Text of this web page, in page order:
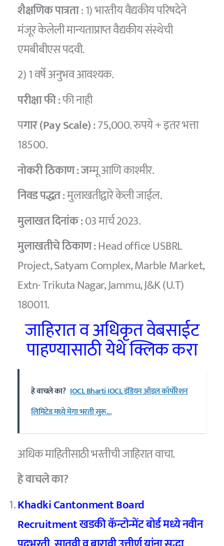
शैक्षणिक पात्रता: 1) भारतीय वैद्यकीय परिषदेने
मंजूर केलेली मान्यताप्राप्त वैद्यकीय संस्थेची
एमबीबीएस पदवी.
2) 1 वर्षे अनुभव आवश्यक.
परीक्षा फी :फी नाही
पगार (Pay Scale) :75,000. रुपये + इतर भत्ता
18500.
नोकरी ठिकाण : जम्मू आणि काश्मीर.
निवड पद्धत :मुलाखतीद्वारे केली जाईल.
मुलाखत दिनांक :03 मार्च 2023.
मुलाखतीचे ठिकाण :Head office USBRL
Project, Satyam Complex, Marble Market,
Extn- Trikuta Nagar, Jammu, J&K (U.T)
180011.
जाहिरात व अधिकृत वेबसाईट
पाहण्यासाठी येथे क्लिक करा
हे वाचले का? IOCL Bharti IOCL इंडियन ऑइल कॉर्पोरेशन
लिमिटेड मध्ये मेगा भरती सुरू...
अधिक माहितीसाठी भरतीची जाहिरात वाचा.
हे वाचले का?
Khadki Cantonment Board
Recruitment खडकी कॅन्टोन्मेंट बोर्ड मध्ये नवीन